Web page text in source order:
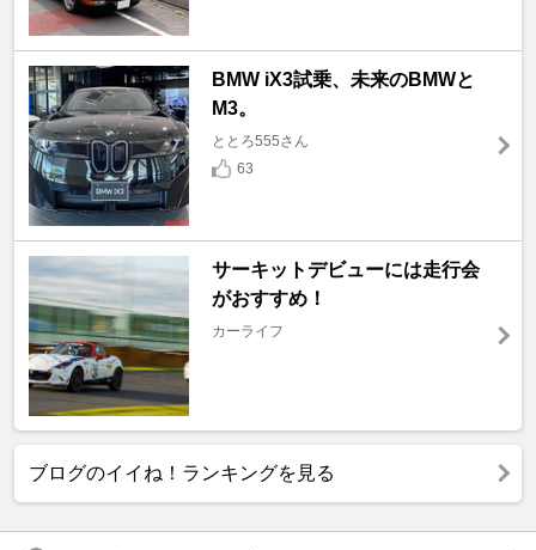
BMW iX3試乗、未来のBMWと
M3。
ととろ555さん
63
サーキットデビューには走行会
がおすすめ！
カーライフ
ブログのイイね！ランキングを見る